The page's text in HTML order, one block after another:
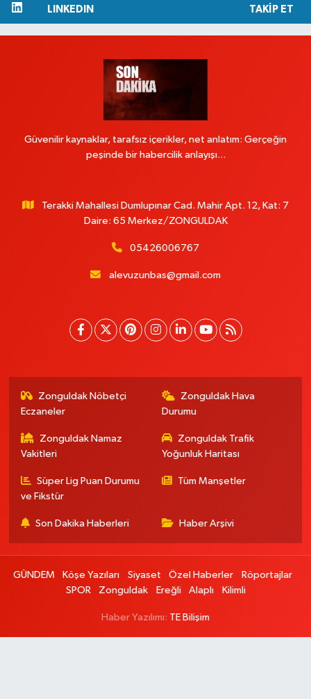
LINKEDIN TAKIP ET
Güvenilir kaynaklar, tarafsız içerikler, net anlatım: Gerçeğin
peşinde bir habercilik anlayışı...
Terakki Mahallesi Dumlupınar Cad. Mahir Apt. 12, Kat: 7
Daire: 65 Merkez/ZONGULDAK
05426006767
alevuzunbas@gmail.com
Zonguldak Nöbetçi
Eczaneler
Zonguldak Hava
Durumu
Zonguldak Namaz
Vakitleri
Zonguldak Trafik
Yoğunluk Haritası
Süper Lig Puan Durumu
ve Fikstür
Tüm Manşetler
Son Dakika Haberleri Haber Arşivi
GÜNDEM Köşe Yazıları Siyaset Özel Haberler
Röportajlar
SPOR
Zonguldak Ereğli Alaplı Kilimli
Haber Yazılımı: TE Bilişim